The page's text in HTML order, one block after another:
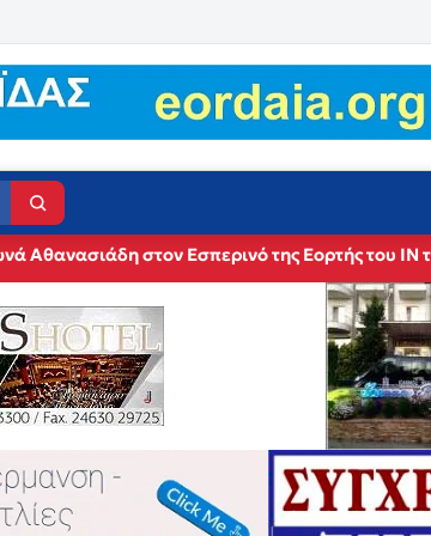
Αθανασιάδη στον Εσπερινό της Εορτής του